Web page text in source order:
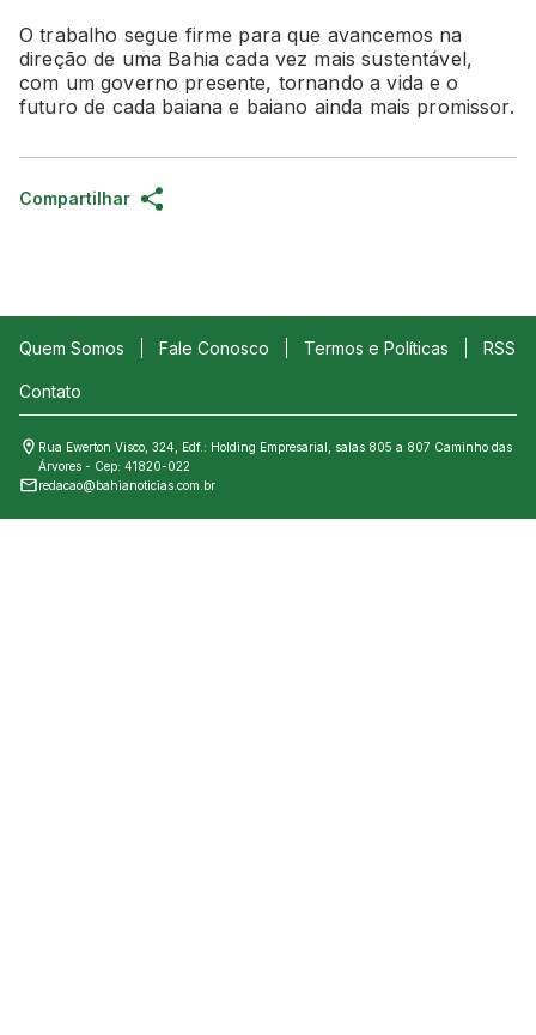
O trabalho segue firme para que avancemos na
direção de uma Bahia cada vez mais sustentável,
com um governo presente, tornando a vida e o
futuro de cada baiana e baiano ainda mais promissor.
Compartilhar
Quem Somos Fale Conosco Termos e Políticas RSS
Contato
Rua Ewerton Visco, 324, Edf.: Holding Empresarial, salas 805 a 807 Caminho das
Árvores - Cep: 41820-022
redacao@bahianoticias.com.br